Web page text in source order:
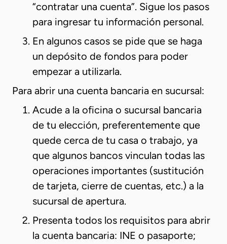
“contratar una cuenta”. Sigue los pasos
para ingresar tu información personal.
En algunos casos se pide que se haga
un depósito de fondos para poder
empezar a utilizarla.
Para abrir una cuenta bancaria en sucursal:
Acude a la oficina o sucursal bancaria
de tu elección, preferentemente que
quede cerca de tu casa o trabajo, ya
que algunos bancos vinculan todas las
operaciones importantes (sustitución
de tarjeta, cierre de cuentas, etc.) a la
sucursal de apertura.
Presenta todos los requisitos para abrir
la cuenta bancaria: INE o pasaporte;